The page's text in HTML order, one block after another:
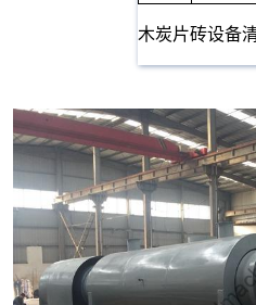
木炭片砖设备